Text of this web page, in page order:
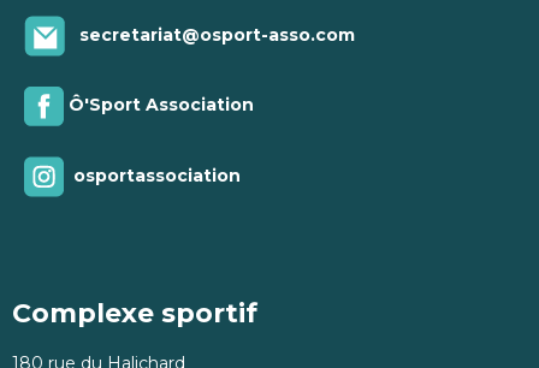
secretariat@osport-asso.com
Ô'Sport Association
osportassociation
Complexe sportif
180 rue du Halichard